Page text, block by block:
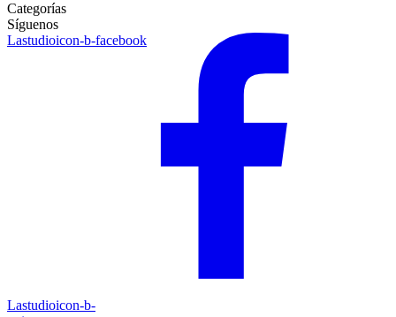
Categorías
Síguenos
Lastudioicon-b-facebook
Lastudioicon-b-